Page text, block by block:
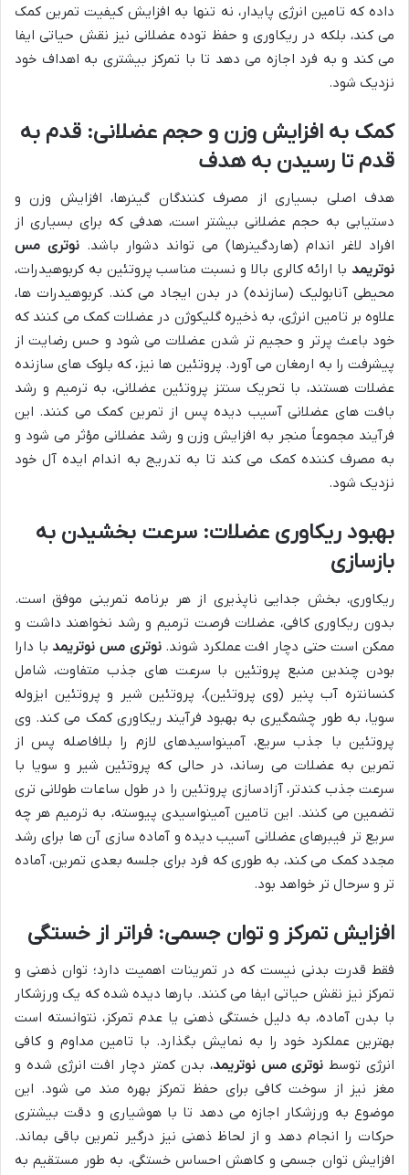
داده که تامین انرژی پایدار، نه تنها به افزایش کیفیت تمرین کمک
می کند، بلکه در ریکاوری و حفظ توده عضلانی نیز نقش حیاتی ایفا
می کند و به فرد اجازه می دهد تا با تمرکز بیشتری به اهداف خود
نزدیک شود.
کمک به افزایش وزن و حجم عضلانی: قدم به
قدم تا رسیدن به هدف
هدف اصلی بسیاری از مصرف کنندگان گینرها، افزایش وزن و
دستیابی به حجم عضلانی بیشتر است، هدفی که برای بسیاری از
افراد لاغر اندام (هاردگینرها) می تواند دشوار باشد. نوتری مس
نوتریمد با ارائه کالری بالا و نسبت مناسب پروتئین به کربوهیدرات،
محیطی آنابولیک (سازنده) در بدن ایجاد می کند. کربوهیدرات ها،
علاوه بر تامین انرژی، به ذخیره گلیکوژن در عضلات کمک می کنند که
خود باعث پرتر و حجیم تر شدن عضلات می شود و حس رضایت از
پیشرفت را به ارمغان می آورد. پروتئین ها نیز، که بلوک های سازنده
عضلات هستند، با تحریک سنتز پروتئین عضلانی، به ترمیم و رشد
بافت های عضلانی آسیب دیده پس از تمرین کمک می کنند. این
فرآیند مجموعاً منجر به افزایش وزن و رشد عضلانی مؤثر می شود و
به مصرف کننده کمک می کند تا به تدریج به اندام ایده آل خود
نزدیک شود.
بهبود ریکاوری عضلات: سرعت بخشیدن به
بازسازی
ریکاوری، بخش جدایی ناپذیری از هر برنامه تمرینی موفق است.
بدون ریکاوری کافی، عضلات فرصت ترمیم و رشد نخواهند داشت و
ممکن است حتی دچار افت عملکرد شوند.نوتری مس نوتریمدبا دارا
بودن چندین منبع پروتئین با سرعت های جذب متفاوت، شامل
کنسانتره آب پنیر (وی پروتئین)، پروتئین شیر و پروتئین ایزوله
سویا، به طور چشمگیری به بهبود فرآیند ریکاوری کمک می کند. وی
پروتئین با جذب سریع، آمینواسیدهای لازم را بلافاصله پس از
تمرین به عضلات می رساند، در حالی که پروتئین شیر و سویا با
سرعت جذب کندتر، آزادسازی پروتئین را در طول ساعات طولانی تری
تضمین می کنند. این تامین آمینواسیدی پیوسته، به ترمیم هر چه
سریع تر فیبرهای عضلانی آسیب دیده و آماده سازی آن ها برای رشد
مجدد کمک می کند، به طوری که فرد برای جلسه بعدی تمرین، آماده
تر و سرحال تر خواهد بود.
افزایش تمرکز و توان جسمی: فراتر از خستگی
فقط قدرت بدنی نیست که در تمرینات اهمیت دارد؛ توان ذهنی و
تمرکز نیز نقش حیاتی ایفا می کنند. بارها دیده شده که یک ورزشکار
با بدن آماده، به دلیل خستگی ذهنی یا عدم تمرکز، نتوانسته است
بهترین عملکرد خود را به نمایش بگذارد. با تامین مداوم و کافی
انرژی توسط نوتری مس نوتریمد، بدن کمتر دچار افت انرژی شده و
مغز نیز از سوخت کافی برای حفظ تمرکز بهره مند می شود. این
موضوع به ورزشکار اجازه می دهد تا با هوشیاری و دقت بیشتری
حرکات را انجام دهد و از لحاظ ذهنی نیز درگیر تمرین باقی بماند.
افزایش توان جسمی و کاهش احساس خستگی، به طور مستقیم به